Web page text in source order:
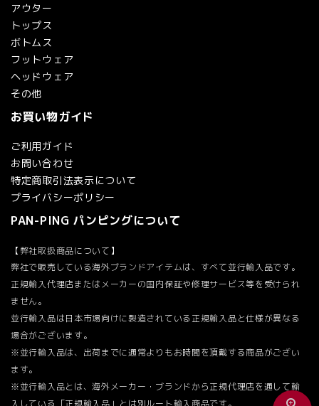
カテゴリー
アウター
トップス
ボトムス
フットウェア
ヘッドウェア
その他
お買い物ガイド
ご利用ガイド
お問い合わせ
特定商取引法表示について
プライバシーポリシー
PAN-PING パンピングについて
【弊社取扱商品について】
弊社で販売している海外ブランドアイテムは、すべて並行輸入品です。
正規輸入代理店またはメーカーの国内保証や修理サービス等を受けられ
ません。
並行輸入品は日本市場向けに製造されている正規輸入品と仕様が異なる
場合がございます。
※並行輸入品は、出荷までに通常よりもお時間を頂戴する商品がござい
ます。
※並行輸入品とは、海外メーカー・ブランドから正規代理店を通して輸